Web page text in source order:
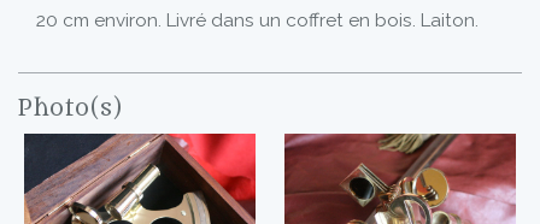
20 cm environ. Livré dans un coffret en bois. Laiton.
Photo(s)